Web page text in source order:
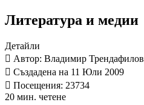
Литература и медии
Детайли
Автор: Владимир Трендафилов
Създадена на 11 Юли 2009
Посещения: 23734
20 мин. четене